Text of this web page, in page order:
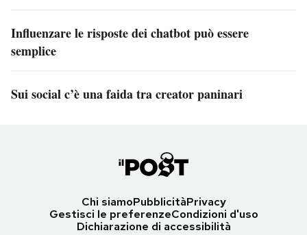
Influenzare le risposte dei chatbot può essere
semplice
Sui social c’è una faida tra creator paninari
Chi siamoPubblicitàPrivacy
Gestisci le preferenzeCondizioni d'uso
Dichiarazione di accessibilità